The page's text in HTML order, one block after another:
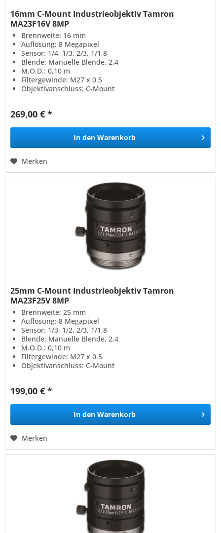
16mm C-Mount Industrieobjektiv Tamron
MA23F16V 8MP
Brennweite: 16 mm
Auflösung: 8 Megapixel
Sensor: 1/4, 1/3, 2/3, 1/1,8
Blende: Manuelle Blende, 2,4
M.O.D.: 0,10 m
Filtergewinde: M27 x 0.5
Objektivanschluss: C-Mount
269,00 € *
In den Warenkorb
Merken
25mm C-Mount Industrieobjektiv Tamron
MA23F25V 8MP
Brennweite: 25 mm
Auflösung: 8 Megapixel
Sensor: 1/3, 1/2, 2/3, 1/1,8
Blende: Manuelle Blende, 2,4
M.O.D.: 0,10 m
Filtergewinde: M27 x 0.5
Objektivanschluss: C-Mount
199,00 € *
In den Warenkorb
Merken